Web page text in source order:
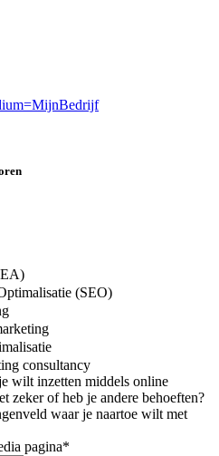
(SEO)
consultancy
wilt inzetten middels online
zeker of heb je andere behoeften?
waar je naartoe wilt met
pagina*